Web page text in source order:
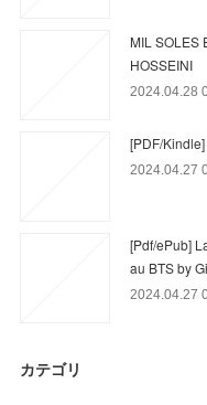
MIL SOLES
HOSSEINI
2024.04.28
[PDF/
2024.04.27
[Pdf/ePub]
au BTS by
2024.04.27
カテゴリ